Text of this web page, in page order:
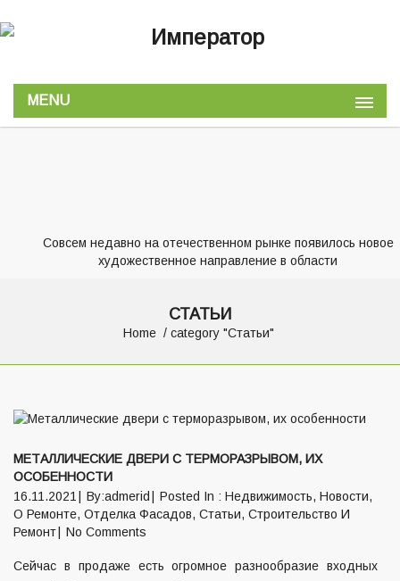
MENU
Совсем недавно на отечественном рынке появилось новое
художественное направление в области
СТАТЬИ
Home category "Статьи"
МЕТАЛЛИЧЕСКИЕ ДВЕРИ С ТЕРМОРАЗРЫВОМ, ИХ
ОСОБЕННОСТИ
16.11.2021
By:admerid Posted In : Недвижимость, Новости,
О Ремонте, Отделка Фасадов, Статьи, Строительство И
Ремонт
No Comments
Сейчас в продаже есть огромное разнообразие входных